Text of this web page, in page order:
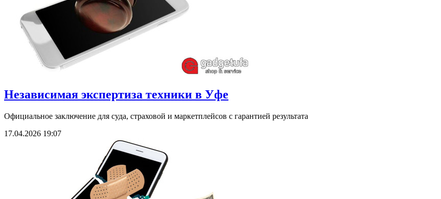
Независимая экспертиза техники в Уфе
Официальное заключение для суда, страховой и маркетплейсов с гарантией результата
17.04.2026 19:07